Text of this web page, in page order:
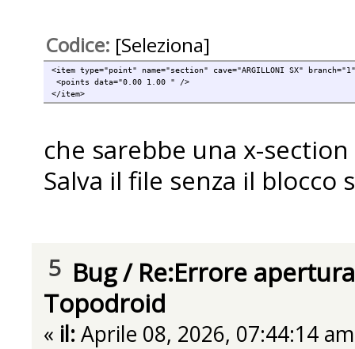
Codice: [Seleziona]
<item type="point" name="section" cave="ARGILLONI SX"
<points data="0.00 1.00 " />
</item>
che sarebbe una x-
Salva il file senza il
5 Bug/ Re:Errore
Topodroid
« il: Aprile 08, 2026, 07:44:14